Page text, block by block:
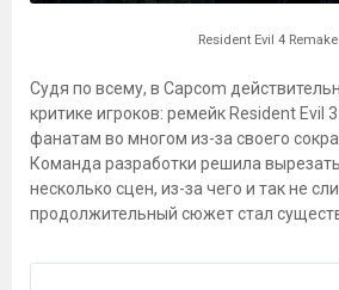
Resident Evil 4 Remake
Судя по всему, в Capcom
критике игроков: ремейк Resident Evil
фанатам во многом из-за своего
Команда разработки решила
несколько сцен, из-за чего и так не
продолжительный сюжет стал